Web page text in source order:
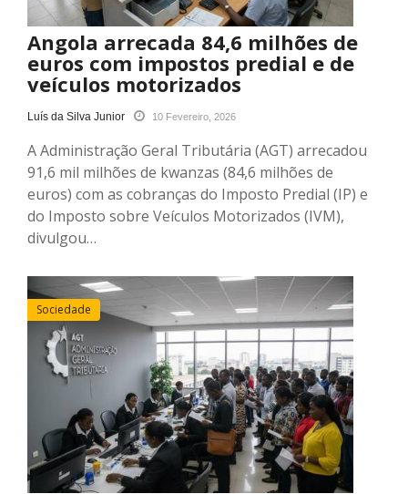
Angola arrecada 84,6 milhões de
euros com impostos predial e de
veículos motorizados
Luís da Silva Junior 10 Fevereiro, 2026
A Administração Geral Tributária (AGT) arrecadou
91,6 mil milhões de kwanzas (84,6 milhões de
euros) com as cobranças do Imposto Predial (IP) e
do Imposto sobre Veículos Motorizados (IVM),
divulgou…
Sociedade